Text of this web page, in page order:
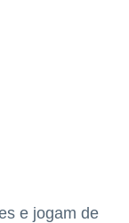
e jogam de